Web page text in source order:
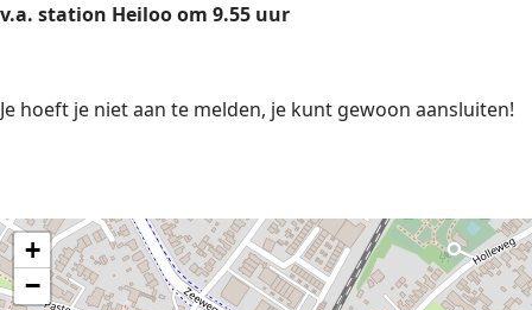
v.a. station Heiloo om 9.55 uur
Je hoeft je niet aan te melden, je kunt gewoon aansluiten!
+
−